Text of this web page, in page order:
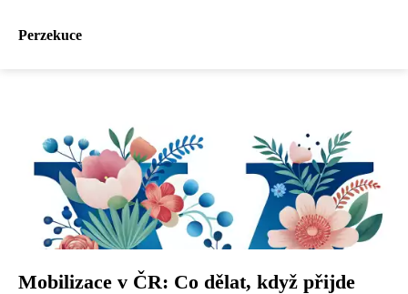
Perzekuce
Mobilizace v ČR: Co dělat, když přijde